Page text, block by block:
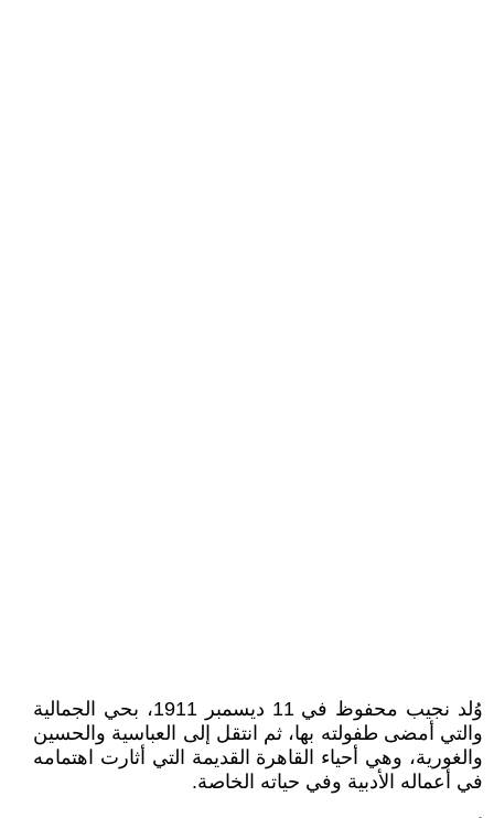
وُلد نجيب محفوظ في 11 ديسمبر 1911، بحي الجمالية
والتي أمضى طفولته بها، ثم انتقل إلى العباسية والحسين
والغورية، وهي أحياء القاهرة القديمة التي أثارت اهتمامه
في أعماله الأدبية وفي حياته الخاصة.